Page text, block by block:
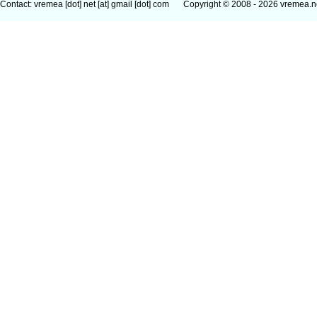
Contact: vremea [dot] net [at] gmail [dot] com Copyright © 2008 - 2026